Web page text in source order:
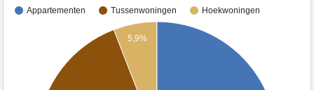
Appartementen Tussenwoningen Hoekwoningen
5,9%